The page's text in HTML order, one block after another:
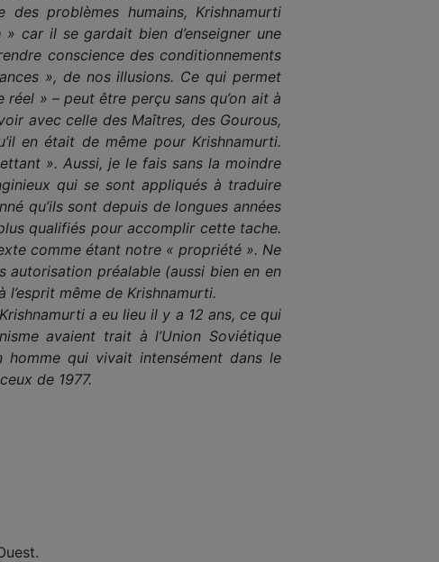
problèmes humains, Krishnamurti
car il se gardait bien d’enseigner une
conscience des conditionnements
», de nos illusions. Ce qui permet
» – peut être perçu sans qu’on ait à
avec celle des Maîtres, des Gourous,
en était de même pour Krishnamurti.
». Aussi, je le fais sans la moindre
qui se sont appliqués à traduire
qu’ils sont depuis de longues années
qualifiés pour accomplir cette tache.
comme étant notre « propriété ». Ne
autorisation préalable (aussi bien en en
même de Krishnamurti.
a eu lieu il y a 12 ans, ce qui
avaient trait à l’Union Soviétique
qui vivait intensément dans le
de 1977.